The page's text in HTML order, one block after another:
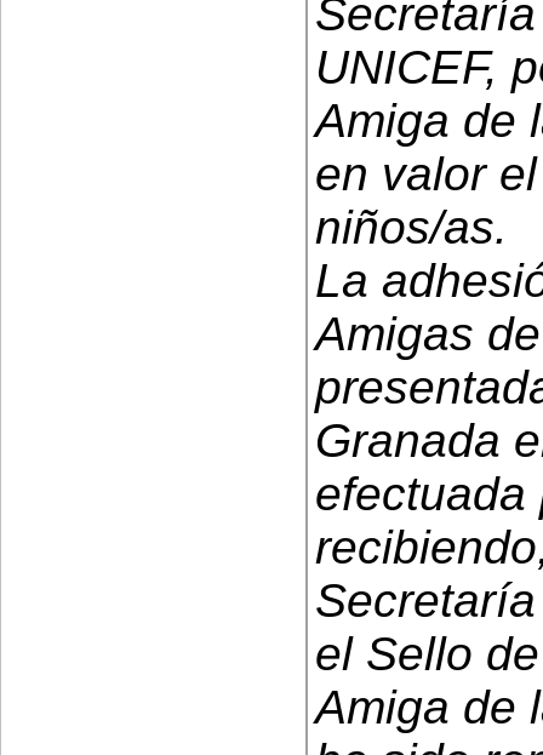
UNICEF,
Amiga de
en valor
niños/as.
La
Amigas
Granada
efectuada
el Sello
Amiga de